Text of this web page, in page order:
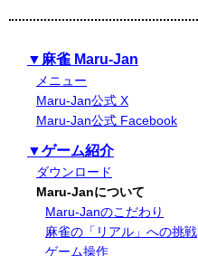
▼麻雀 Maru-Jan
メニュー
Maru-Jan公式 X
Maru-Jan公式 Facebook
▼ゲーム紹介
ダウンロード
Maru-Janについて
Maru-Janのこだわり
麻雀の「リアル」への挑戦
ゲーム操作